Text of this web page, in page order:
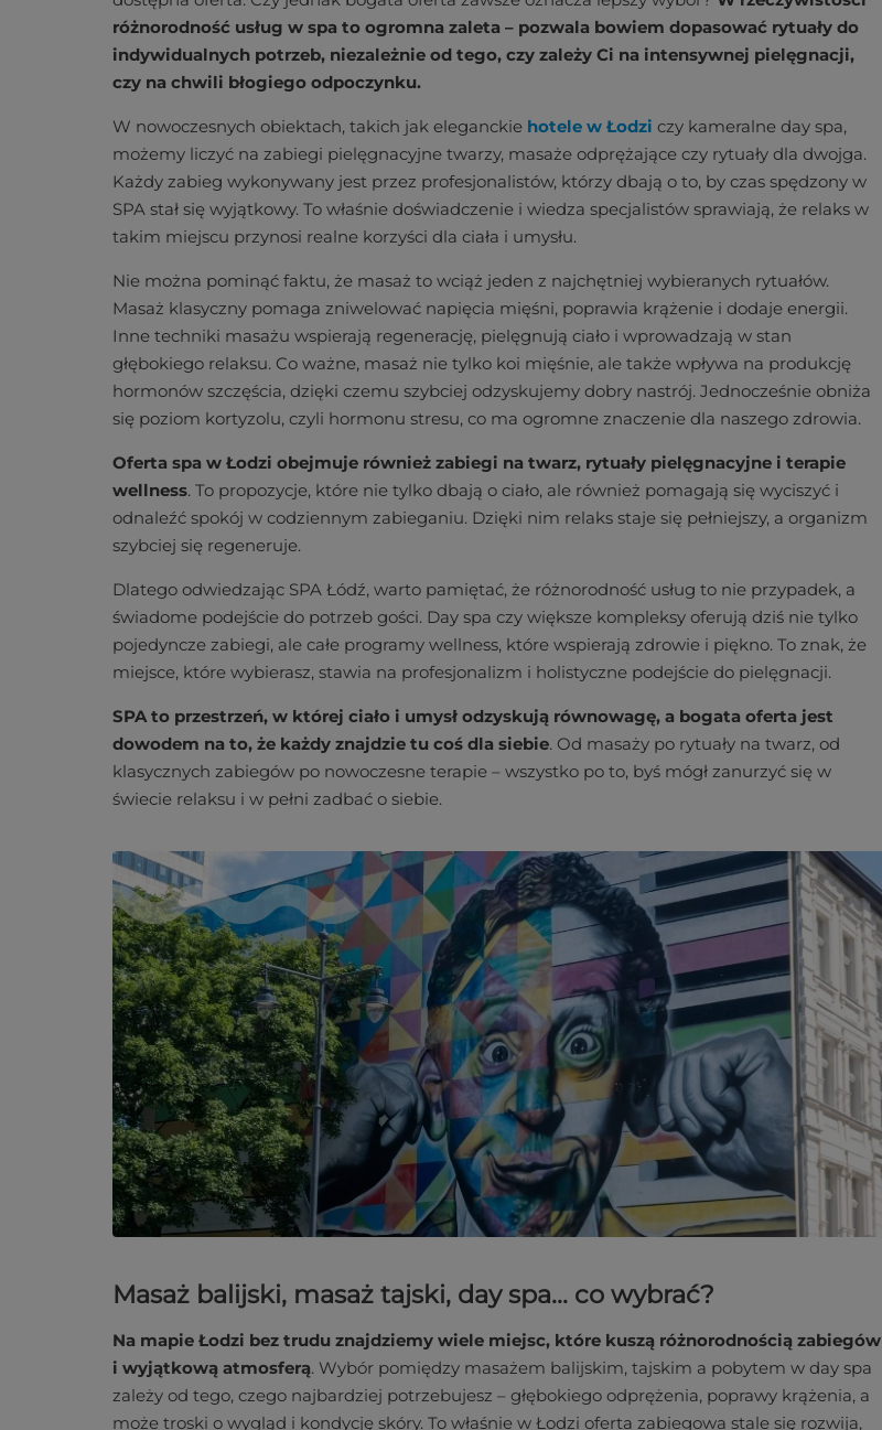
różnorodność usług w spa to ogromna zaleta – pozwala bowiem dopasować rytuały do
indywidualnych potrzeb, niezależnie od tego, czy zależy Ci na intensywnej pielęgnacji,
czy na chwili błogiego odpoczynku.
W nowoczesnych obiektach, takich jak eleganckie hotele w Łodzi czy kameralne day spa,
możemy liczyć na zabiegi pielęgnacyjne twarzy, masaże odprężające czy rytuały dla dwojga.
Każdy zabieg wykonywany jest przez profesjonalistów, którzy dbają o to, by czas spędzony w
SPA stał się wyjątkowy. To właśnie doświadczenie i wiedza specjalistów sprawiają, że relaks w
takim miejscu przynosi realne korzyści dla ciała i umysłu.
Nie można pominąć faktu, że masaż to wciąż jeden z najchętniej wybieranych rytuałów.
Masaż klasyczny pomaga zniwelować napięcia mięśni, poprawia krążenie i dodaje energii.
Inne techniki masażu wspierają regenerację, pielęgnują ciało i wprowadzają w stan
głębokiego relaksu. Co ważne, masaż nie tylko koi mięśnie, ale także wpływa na produkcję
hormonów szczęścia, dzięki czemu szybciej odzyskujemy dobry nastrój. Jednocześnie obniża
się poziom kortyzolu, czyli hormonu stresu, co ma ogromne znaczenie dla naszego zdrowia.
Oferta spa w Łodzi obejmuje również zabiegi na twarz, rytuały pielęgnacyjne i terapie
wellness. To propozycje, które nie tylko dbają o ciało, ale również pomagają się wyciszyć i
odnaleźć spokój w codziennym zabieganiu. Dzięki nim relaks staje się pełniejszy, a organizm
szybciej się regeneruje.
Dlatego odwiedzając SPA Łódź, warto pamiętać, że różnorodność usług to nie przypadek, a
świadome podejście do potrzeb gości. Day spa czy większe kompleksy oferują dziś nie tylko
pojedyncze zabiegi, ale całe programy wellness, które wspierają zdrowie i piękno. To znak, że
miejsce, które wybierasz, stawia na profesjonalizm i holistyczne podejście do pielęgnacji.
SPA to przestrzeń, w której ciało i umysł odzyskują równowagę, a bogata oferta jest
dowodem na to, że każdy znajdzie tu coś dla siebie. Od masaży po rytuały na twarz, od
klasycznych zabiegów po nowoczesne terapie – wszystko po to, byś mógł zanurzyć się w
świecie relaksu i w pełni zadbać o siebie.
Masaż balijski, masaż tajski, day spa... co wybrać?
Na mapie Łodzi bez trudu znajdziemy wiele miejsc, które kuszą różnorodnością zabiegów
i wyjątkową atmosferą. Wybór pomiędzy masażem balijskim, tajskim a pobytem w day spa
zależy od tego, czego najbardziej potrzebujesz – głębokiego odprężenia, poprawy krążenia, a
może troski o wygląd i kondycję skóry. To właśnie w Łodzi oferta zabiegowa stale się rozwija,